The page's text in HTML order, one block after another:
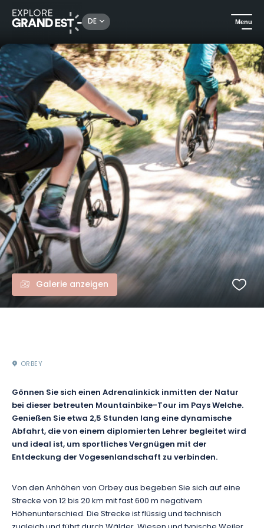
DE Menu
Sehenswertes in der Region Grand Est Talabfahrt mit dem Mountainbike von der Station Lac Blanc aus
Galerie anzeigen
ORBEY
Gönnen Sie sich einen Adrenalinkick inmitten der Natur
bei dieser betreuten Mountainbike-Tour im Pays Welche.
Genießen Sie etwa 2,5 Stunden lang eine dynamische
Abfahrt, die von einem diplomierten Lehrer begleitet wird
und ideal ist, um sportliches Vergnügen mit der
Entdeckung der Vogesenlandschaft zu verbinden.
Von den Anhöhen von Orbey aus begeben Sie sich auf eine
Strecke von 12 bis 20 km mit fast 600 m negativem
Höhenunterschied. Die Strecke ist flüssig und technisch